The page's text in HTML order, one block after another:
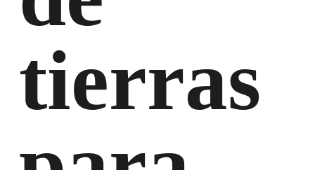
tierras